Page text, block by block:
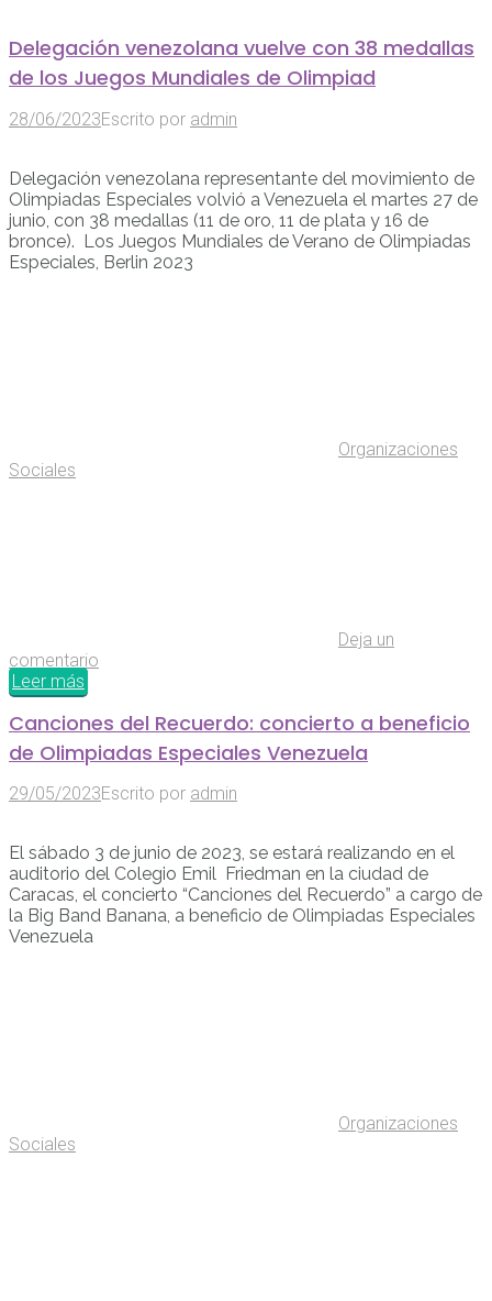
Delegación venezolana vuelve con 38 medallas
de los Juegos Mundiales de Olimpiad
28/06/2023Escrito por admin
Delegación venezolana representante del movimiento de
Olimpiadas Especiales volvió a Venezuela el martes 27 de
junio, con 38 medallas (11 de oro, 11 de plata y 16 de
bronce). Los Juegos Mundiales de Verano de Olimpiadas
Especiales, Berlin 2023
Organizaciones
Sociales
Deja un
comentario
Leer más
Canciones del Recuerdo: concierto a beneficio
de Olimpiadas Especiales Venezuela
29/05/2023Escrito por admin
El sábado 3 de junio de 2023, se estará realizando en el
auditorio del Colegio Emil Friedman en la ciudad de
Caracas, el concierto “Canciones del Recuerdo” a cargo de
la Big Band Banana, a beneficio de Olimpiadas Especiales
Venezuela
Organizaciones
Sociales